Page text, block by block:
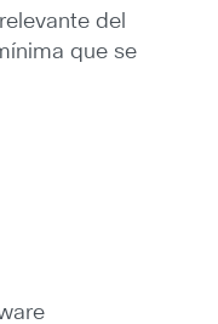
del
que se